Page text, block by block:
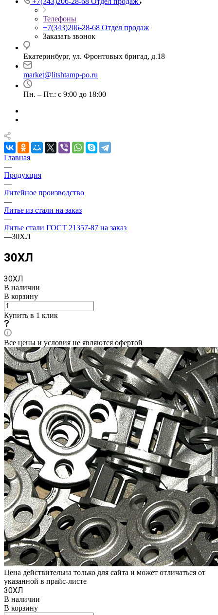
Телефоны
+7(343)206-28-68 Отдел продаж
Заказать звонок
Екатеринбург, ул. Фронтовых бригад, д.18
market@litshtamp-po.ru
Пн. – Пт.: с 9:00 до 18:00
Главная
—
Продукция
—
Литейное производство
—
Литье из стали на заказ
—
Литье стали ГОСТ 21357-87 на заказ
—30ХЛ
30ХЛ
30ХЛ
В наличии
В корзину
Купить в 1 клик
Все цены и условия не являются офертой
Цена действительна только для сайта и может отличаться от
указанной в прайс-листе
30ХЛ
В наличии
В корзину